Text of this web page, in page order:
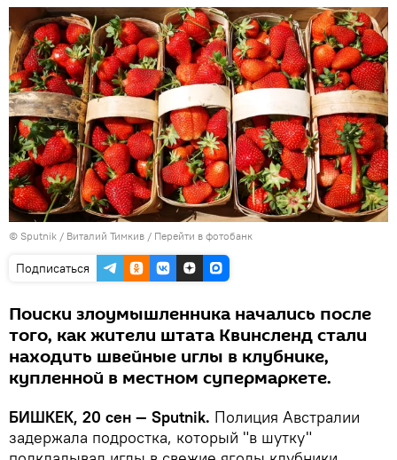
© Sputnik / Виталий Тимкив / Перейти в фотобанк
Подписаться
Поиски злоумышленника начались после
того, как жители штата Квинсленд стали
находить швейные иглы в клубнике,
купленной в местном супермаркете.
БИШКЕК, 20 сен — Sputnik. Полиция Австралии
задержала подростка, который "в шутку"